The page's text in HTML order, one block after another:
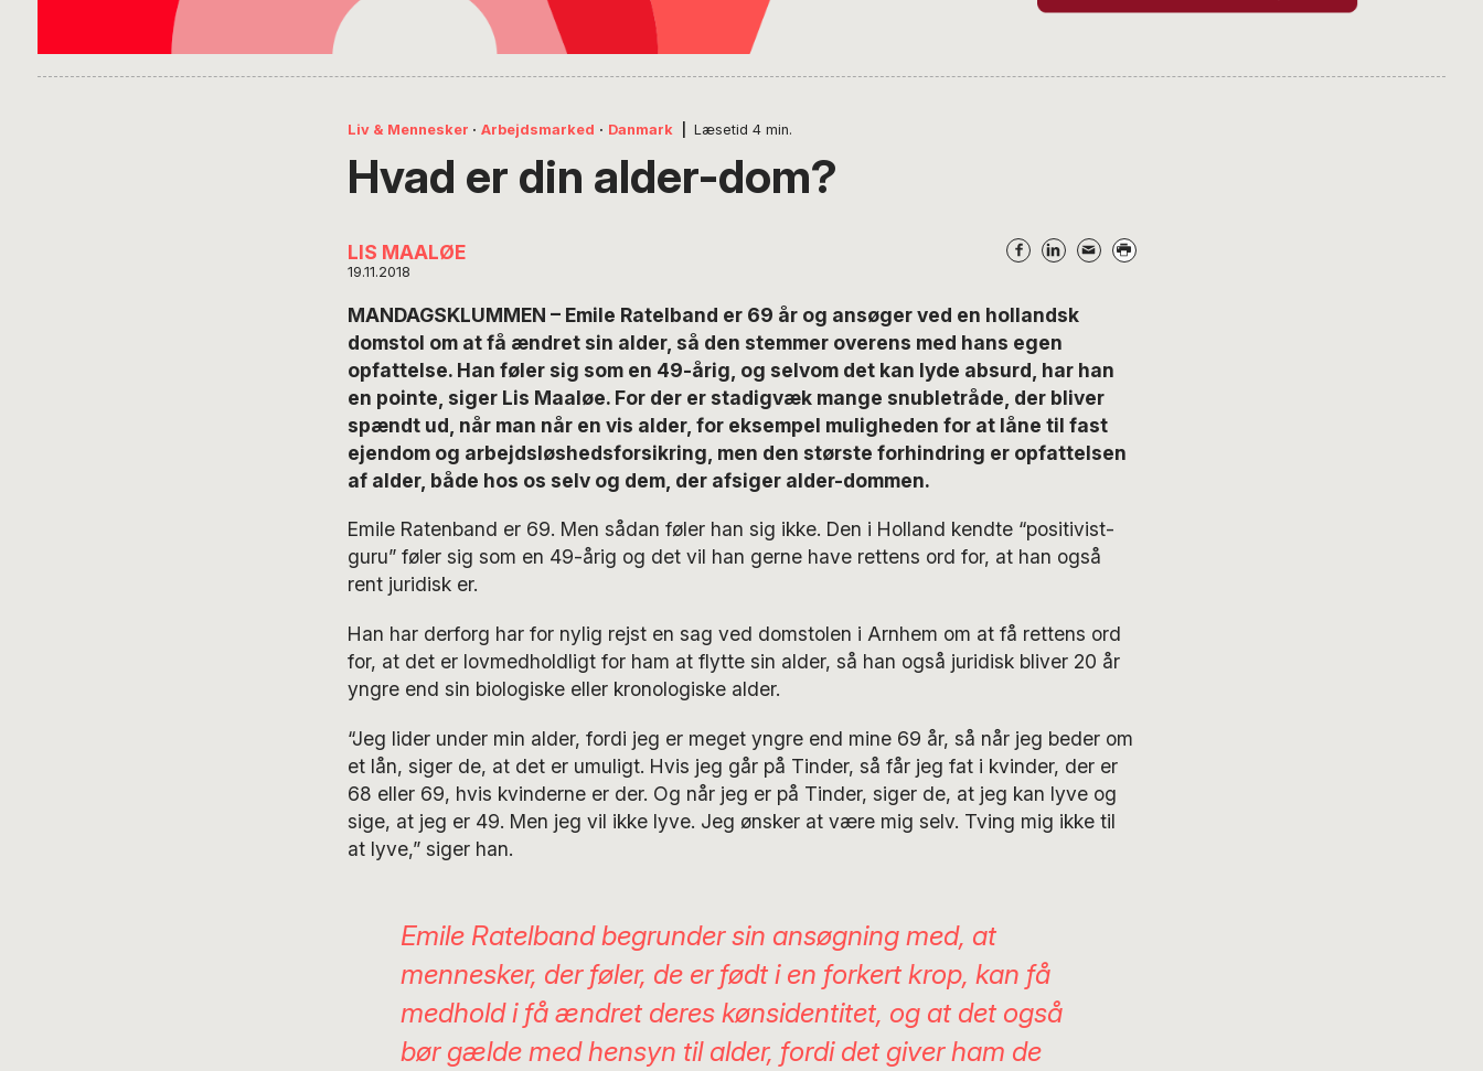
Liv & Mennesker · Arbejdsmarked · Danmark Læsetid 4 min.
Hvad er din alder-dom?
LIS MAALØE
19.11.2018
MANDAGSKLUMMEN – Emile Ratelband er 69 år og ansøger ved en hollandsk
domstol om at få ændret sin alder, så den stemmer overens med hans egen
opfattelse. Han føler sig som en 49-årig, og selvom det kan lyde absurd, har han
en pointe, siger Lis Maaløe. For der er stadigvæk mange snubletråde, der bliver
spændt ud, når man når en vis alder, for eksempel muligheden for at låne til fast
ejendom og arbejdsløshedsforsikring, men den største forhindring er opfattelsen
af alder, både hos os selv og dem, der afsiger alder-dommen.
Emile Ratenband er 69. Men sådan føler han sig ikke. Den i Holland kendte “positivist-
guru” føler sig som en 49-årig og det vil han gerne have rettens ord for, at han også
rent juridisk er.
Han har derforg har for nylig rejst en sag ved domstolen i Arnhem om at få rettens ord
for, at det er lovmedholdligt for ham at flytte sin alder, så han også juridisk bliver 20 år
yngre end sin biologiske eller kronologiske alder.
“Jeg lider under min alder, fordi jeg er meget yngre end mine 69 år, så når jeg beder om
et lån, siger de, at det er umuligt. Hvis jeg går på Tinder, så får jeg fat i kvinder, der er
68 eller 69, hvis kvinderne er der. Og når jeg er på Tinder, siger de, at jeg kan lyve og
sige, at jeg er 49. Men jeg vil ikke lyve. Jeg ønsker at være mig selv. Tving mig ikke til
at lyve,” siger han.
Emile Ratelband begrunder sin ansøgning med, at
mennesker, der føler, de er født i en forkert krop, kan få
medhold i få ændret deres kønsidentitet, og at det også
bør gælde med hensyn til alder, fordi det giver ham de